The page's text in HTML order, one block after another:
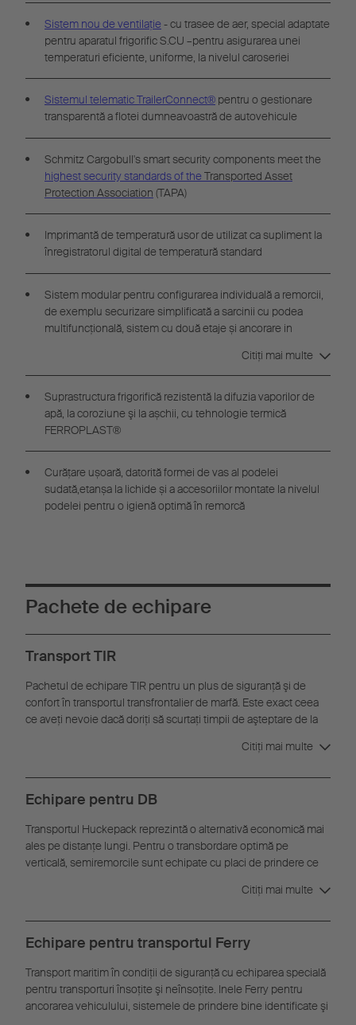
Sistem nou de ventilaţie- cu trasee de aer, special adaptate
pentru aparatul frigorific S.CU –pentru asigurarea unei
temperaturi eficiente, uniforme, la nivelul caroseriei
Sistemul telematic TrailerConnect® pentru o gestionare
transparentă a flotei dumneavoastră de autovehicule
Schmitz Cargobull's smart security components meet the
highest security standards of theTransported Asset
Protection Association (TAPA)
Imprimantă de temperatură usor de utilizat ca supliment la
înregistratorul digital de temperatură standard
Sistem modular pentru configurarea individuală a remorcii,
de exemplu securizare simplificată a sarcinii cu podea
multifuncțională, sistem cu două etaje și ancorare in
Citiţi mai multe
Suprastructura frigorifică rezistentă la difuzia vaporilor de
apă, la coroziune şi la așchii, cu tehnologie termică
FERROPLAST®
Curățare ușoară, datorită formei de vas al podelei
sudată,etanșa la lichide și a accesoriilor montate la nivelul
podelei pentru o igienă optimă în remorcă
Pachete de echipare
Transport TIR
Pachetul de echipare TIR pentru un plus de siguranţă şi de
confort în transportul transfrontalier de marfă. Este exact ceea
ce aveţi nevoie dacă doriţi să scurtaţi timpii de aşteptare de la
Citiţi mai multe
Echipare pentru DB
Transportul Huckepack reprezintă o alternativă economică mai
ales pe distanţe lungi. Pentru o transbordare optimă pe
verticală, semiremorcile sunt echipate cu placi de prindere ce
Citiţi mai multe
Echipare pentru transportul Ferry
Transport maritim în condiţii de siguranţă cu echiparea specială
pentru transporturi însoţite şi neînsoţite. Inele Ferry pentru
ancorarea vehiculului, sistemele de prindere bine identificate şi